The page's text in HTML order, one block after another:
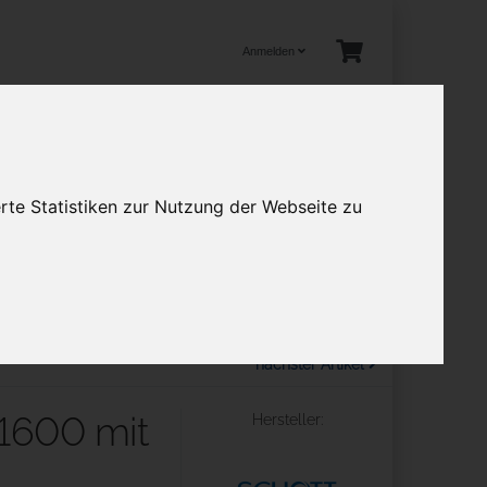
Statistiken zur Nutzung der Webseite zu
Anmelden
nächster Artikel
mit
Hersteller: